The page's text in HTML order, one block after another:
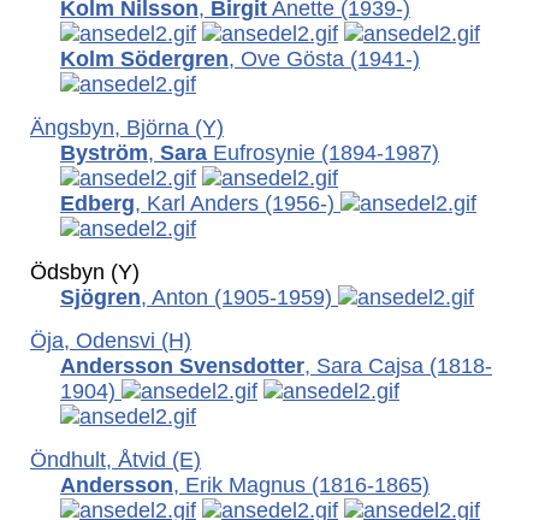
Kolm Nilsson, Birgit Anette (1939-)
Kolm Södergren, Ove Gösta (1941-)
Ängsbyn, Björna (Y)
Byström, Sara Eufrosynie (1894-1987)
Edberg, Karl Anders (1956-)
Ödsbyn (Y)
Sjögren, Anton (1905-1959)
Öja, Odensvi (H)
Andersson Svensdotter, Sara Cajsa (1818-
1904)
Öndhult, Åtvid (E)
Andersson, Erik Magnus (1816-1865)